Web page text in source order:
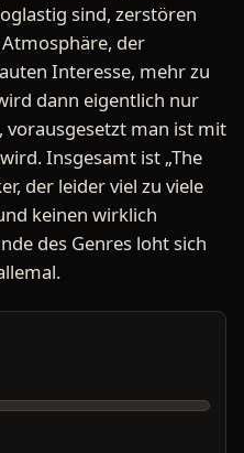
sind, zerstören
der
Interesse, mehr zu
dann eigentlich nur
man ist mit
Insgesamt ist „The
der leider viel zu viele
keinen wirklich
des Genres loht sich